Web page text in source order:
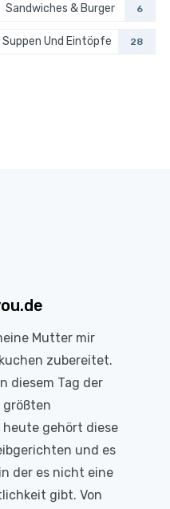
Sandwiches & Burger 6
Suppen Und Eintöpfe 28
Mutter mir
zubereitet.
diesem Tag der
größten
gehört diese
und es
der es nicht eine
gibt. Von